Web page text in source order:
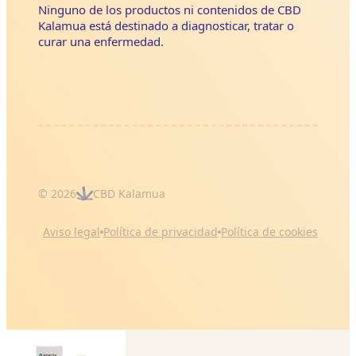
Ninguno de los productos ni contenidos de CBD
Kalamua está destinado a diagnosticar, tratar o
curar una enfermedad.
© 2026 CBD Kalamua
Aviso legal Política de privacidad Política de cookies